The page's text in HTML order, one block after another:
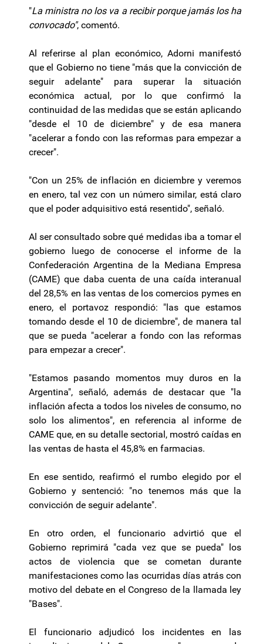
"La ministra no los va a recibir porque jamás los ha
convocado", comentó.
Al referirse al plan económico, Adorni manifestó
que el Gobierno no tiene "más que la convicción de
seguir adelante" para superar la situación
económica actual, por lo que confirmó la
continuidad de las medidas que se están aplicando
"desde el 10 de diciembre" y de esa manera
"acelerar a fondo con las reformas para empezar a
crecer".
"Con un 25% de inflación en diciembre y veremos
en enero, tal vez con un número similar, está claro
que el poder adquisitivo está resentido", señaló.
Al ser consultado sobre qué medidas iba a tomar el
gobierno luego de conocerse el informe de la
Confederación Argentina de la Mediana Empresa
(CAME) que daba cuenta de una caída interanual
del 28,5% en las ventas de los comercios pymes en
enero, el portavoz respondió: "las que estamos
tomando desde el 10 de diciembre", de manera tal
que se pueda "acelerar a fondo con las reformas
para empezar a crecer".
"Estamos pasando momentos muy duros en la
Argentina", señaló, además de destacar que "la
inflación afecta a todos los niveles de consumo, no
solo los alimentos", en referencia al informe de
CAME que, en su detalle sectorial, mostró caídas en
las ventas de hasta el 45,8% en farmacias.
En ese sentido, reafirmó el rumbo elegido por el
Gobierno y sentenció: "no tenemos más que la
convicción de seguir adelante".
En otro orden, el funcionario advirtió que el
Gobierno reprimirá "cada vez que se pueda" los
actos de violencia que se cometan durante
manifestaciones como las ocurridas días atrás con
motivo del debate en el Congreso de la llamada ley
"Bases".
El funcionario adjudicó los incidentes en las